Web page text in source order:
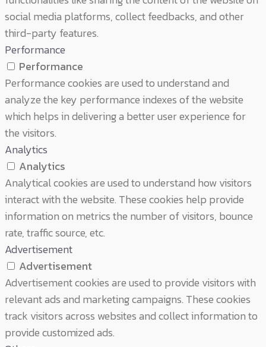
social media platforms, collect feedbacks, and other
third-party features.
Performance
Performance
Performance cookies are used to understand and
analyze the key performance indexes of the website
which helps in delivering a better user experience for
the visitors.
Analytics
Analytics
Analytical cookies are used to understand how visitors
interact with the website. These cookies help provide
information on metrics the number of visitors, bounce
rate, traffic source, etc.
Advertisement
Advertisement
Advertisement cookies are used to provide visitors with
relevant ads and marketing campaigns. These cookies
track visitors across websites and collect information to
provide customized ads.